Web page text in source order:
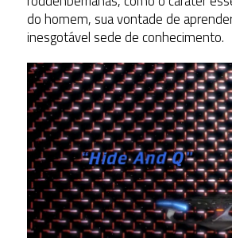
do homem, sua vontade de
inesgotável sede de conhecimento.